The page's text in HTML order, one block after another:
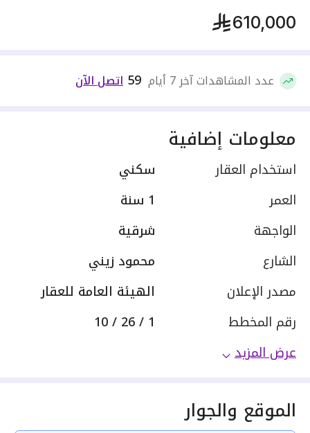
610,000
عدد المشاهدات آخر 7 أيام 59 اتصل الآن
معلومات إضافية
استخدام العقار
سكني
العمر
1 سنة
الواجهة
شرقية
الشارع
محمود زيني
مصدر الإعلان
الهيئة العامة للعقار
رقم المخطط
1 / 26 / 10
عرض المزيد
الموقع والجوار